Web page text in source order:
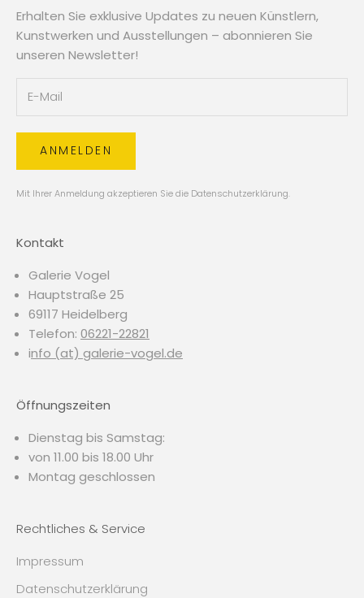
Erhalten Sie exklusive Updates zu neuen Künstlern,
Kunstwerken und Ausstellungen – abonnieren Sie
unseren Newsletter!
ANMELDEN
Mit Ihrer Anmeldung akzeptieren Sie die Datenschutzerklärung.
Kontakt
Galerie Vogel
Hauptstraße 25
69117 Heidelberg
Telefon: 06221-22821
info (at) galerie-vogel.de
Öffnungszeiten
Dienstag bis Samstag:
von 11.00 bis 18.00 Uhr
Montag geschlossen
Rechtliches & Service
Impressum
Datenschutzerklärung